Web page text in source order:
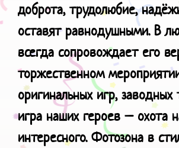
доброта, трудолюбие,
оставят равнодушными. В
всегда сопровождает его
торжественном
оригинальных игр,
игра наших героев – охота
интересного.Фотозона в